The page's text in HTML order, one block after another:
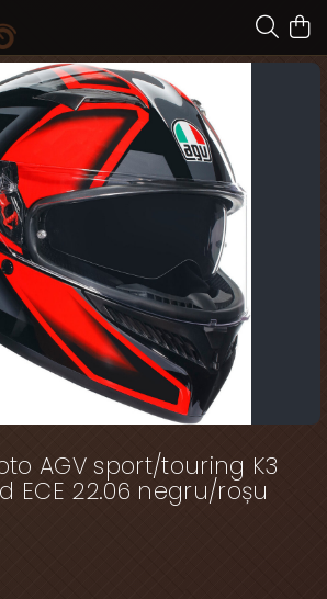
AGV sport/touring K3
ECE 22.06 negru/roșu